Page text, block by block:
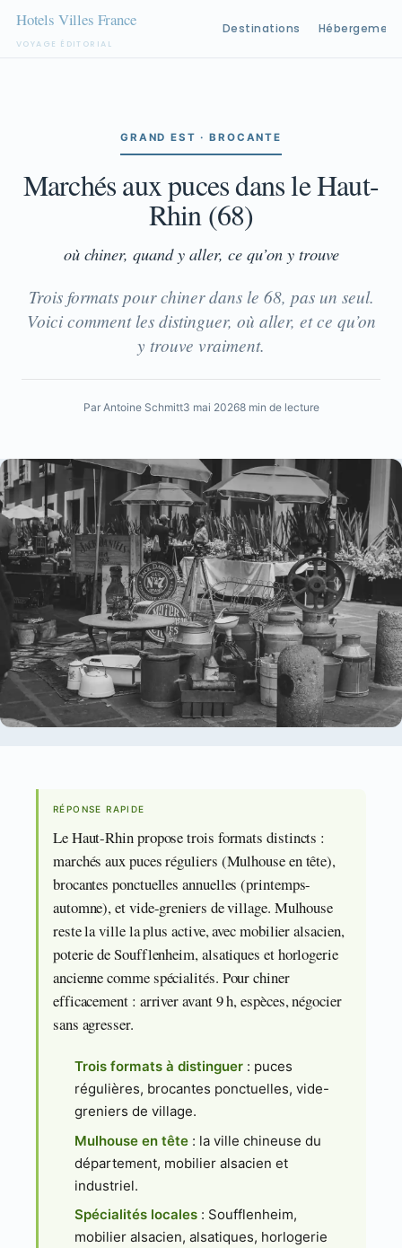
VOYAGE ÉDITORIAL
Destinations Hébergement
GRAND EST · BROCANTE
Marchés aux puces dans le Haut-
Rhin (68)
où chiner, quand y aller, ce qu’on y trouve
Trois formats pour chiner dans le 68, pas un seul.
Voici comment les distinguer, où aller, et ce qu’on
y trouve vraiment.
Par Antoine Schmitt3 mai 20268 min de lecture
RÉPONSE RAPIDE
Le Haut-Rhin propose trois formats distincts :
marchés aux puces réguliers (Mulhouse en tête),
brocantes ponctuelles annuelles (printemps-
automne), et vide-greniers de village. Mulhouse
reste la ville la plus active, avec mobilier alsacien,
poterie de Soufflenheim, alsatiques et horlogerie
ancienne comme spécialités. Pour chiner
efficacement : arriver avant 9 h, espèces, négocier
sans agresser.
Trois formats à distinguer : puces
régulières, brocantes ponctuelles, vide-
greniers de village.
Mulhouse en tête : la ville chineuse du
département, mobilier alsacien et
industriel.
Spécialités locales : Soufflenheim,
mobilier alsacien, alsatiques, horlogerie